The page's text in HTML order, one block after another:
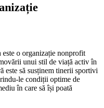
o organizație nonprofit
unui stil de viață activ în
este să susținem tinerii sportivi
le condiții optime de
în care să își poată